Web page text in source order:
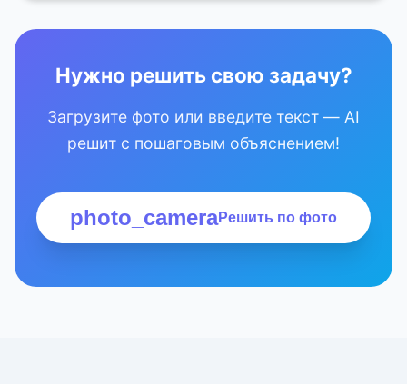
Нужно решить свою задачу?
Загрузите фото или введите текст — AI
решит с пошаговым объяснением!
photo_cameraРешить по фото